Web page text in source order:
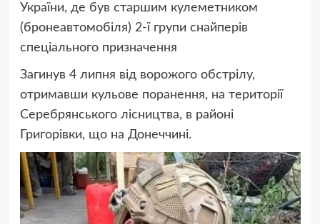
України, де був старшим кулеметником
(бронеавтомобіля) 2-ї групи снайперів
спеціального призначення
Загинув 4 липня від ворожого обстрілу,
отримавши кульове поранення, на території
Серебрянського лісництва, в районі
Григорівки, що на Донеччині.